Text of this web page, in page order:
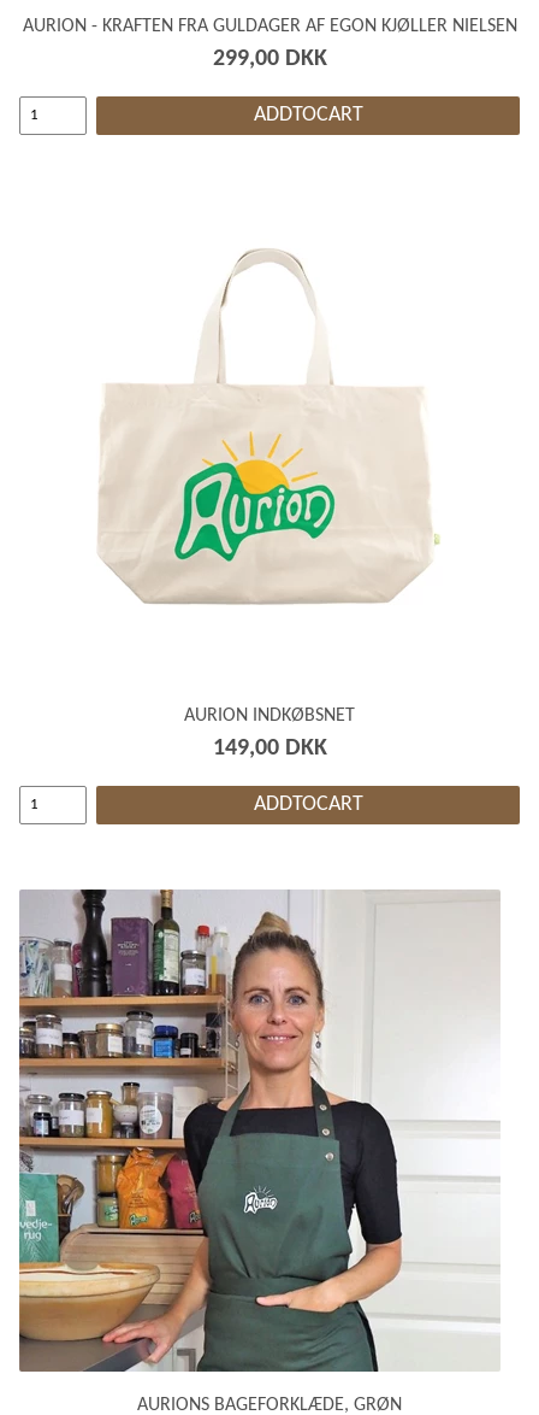
AURION - KRAFTEN FRA GULDAGER AF EGON KJØLLER NIELSEN
299,00 DKK
ADDTOCART
AURION INDKØBSNET
149,00 DKK
ADDTOCART
AURIONS BAGEFORKLÆDE, GRØN